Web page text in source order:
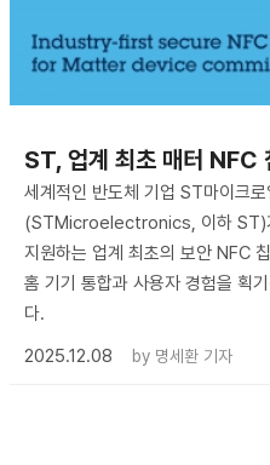
ST, 업계 최초 매터 NFC
세계적인 반도체 기업 ST마이크로
(STMicroelectronics, 이하 ST)
지원하는 업계 최초의 보안 NFC
홈 기기 통합과 사용자 경험을 획
다.
2025.12.08
by 명세환 기자